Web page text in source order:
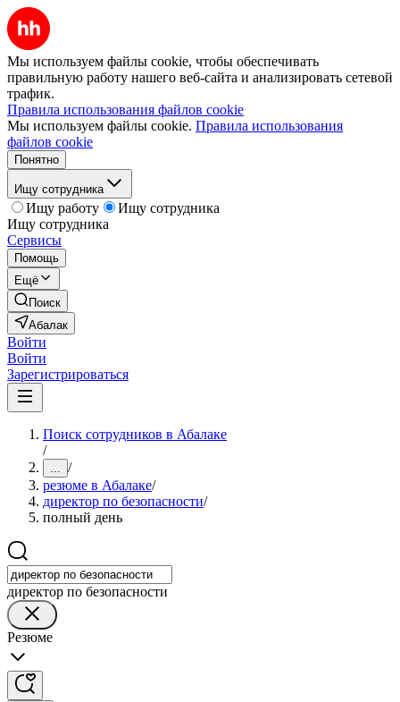
Мы используем файлы cookie, чтобы обеспечивать
правильную работу нашего веб-сайта и анализировать сетевой
трафик.
Правила использования файлов cookie
Мы используем файлы cookie. Правила использования
файлов cookie
Понятно
Ищу сотрудника
Ищу работу
Ищу сотрудника
Ищу сотрудника
Сервисы
Помощь
Ещё
Поиск
Абалак
Войти
Войти
Зарегистрироваться
Поиск сотрудников в Абалаке
/
... /
резюме в Абалаке/
директор по безопасности/
полный день
директор по безопасности
Резюме